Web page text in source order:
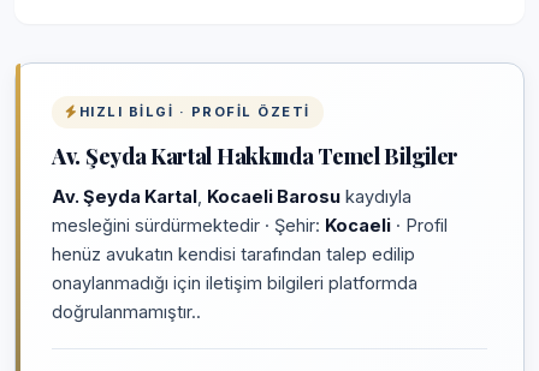
HIZLI BILGI · PROFIL ÖZETI
Av. Şeyda Kartal Hakkında Temel Bilgiler
Av. Şeyda Kartal Kocaeli Barosu kaydıyla
mesleğini sürdürmektedir · Şehir: Kocaeli · Profil
henüz avukatın kendisi tarafından talep edilip
onaylanmadığı için iletişim bilgileri platformda
doğrulanmamıştır..